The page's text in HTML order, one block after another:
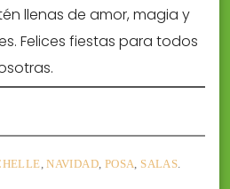
llenas de amor, magia y
Felices fiestas para todos
,NAVIDAD POSA SALAS